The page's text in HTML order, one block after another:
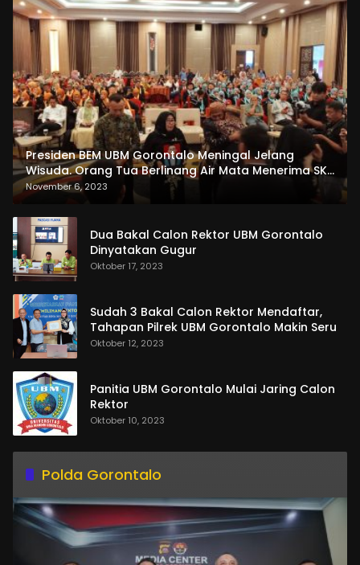
Presiden BEM UBM Gorontalo Meningal Jelang
Wisuda. Orang Tua Berlinang Air Mata Menerima SKL
dan Pemasangan Salempang
November 6, 2023
Dua Bakal Calon Rektor UBM Gorontalo
Dinyatakan Gugur
Oktober 17, 2023
Sudah 3 Bakal Calon Rektor Mendaftar,
Tahapan Pilrek UBM Gorontalo Makin Seru
Oktober 12, 2023
Panitia UBM Gorontalo Mulai Jaring Calon
Rektor
Oktober 10, 2023
Polda Gorontalo